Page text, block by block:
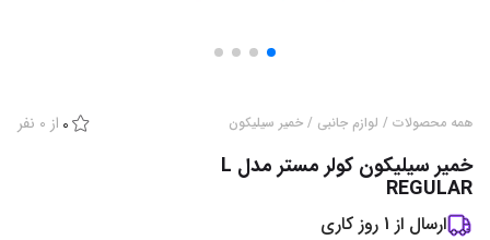
همه محصولات / لوازم جانبی / خمیر سیلیکون 0 از 0 نفر
خمیر سیلیکون کولر مستر مدل L
REGULAR
ارسال از 1 روز کاری